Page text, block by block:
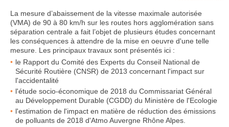
La mesure d’abaissement de la vitesse maximale autorisée
(VMA) de 90 à 80 km/h sur les routes hors agglomération sans
séparation centrale a fait l’objet de plusieurs études concernant
les conséquences à attendre de la mise en oeuvre d'une telle
mesure. Les principaux travaux sont présentés ici :
le Rapport du Comité des Experts du Conseil National de
Sécurité Routière (CNSR) de 2013 concernant l'impact sur
l'accidentalité
l'étude socio-économique de 2018 du Commissariat Général
au Développement Durable (CGDD) du Ministère de l'Ecologie
l'estimation de l'impact en matière de réduction des émissions
de polluants de 2018 d'Atmo Auvergne Rhône Alpes.